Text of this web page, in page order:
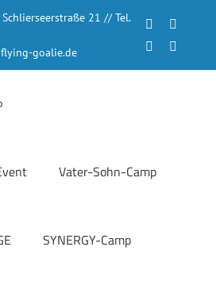
21 // Tel.
goalie.de
Facebook
LinkedIn
Vater-Sohn-Camp
SYNERGY-Camp